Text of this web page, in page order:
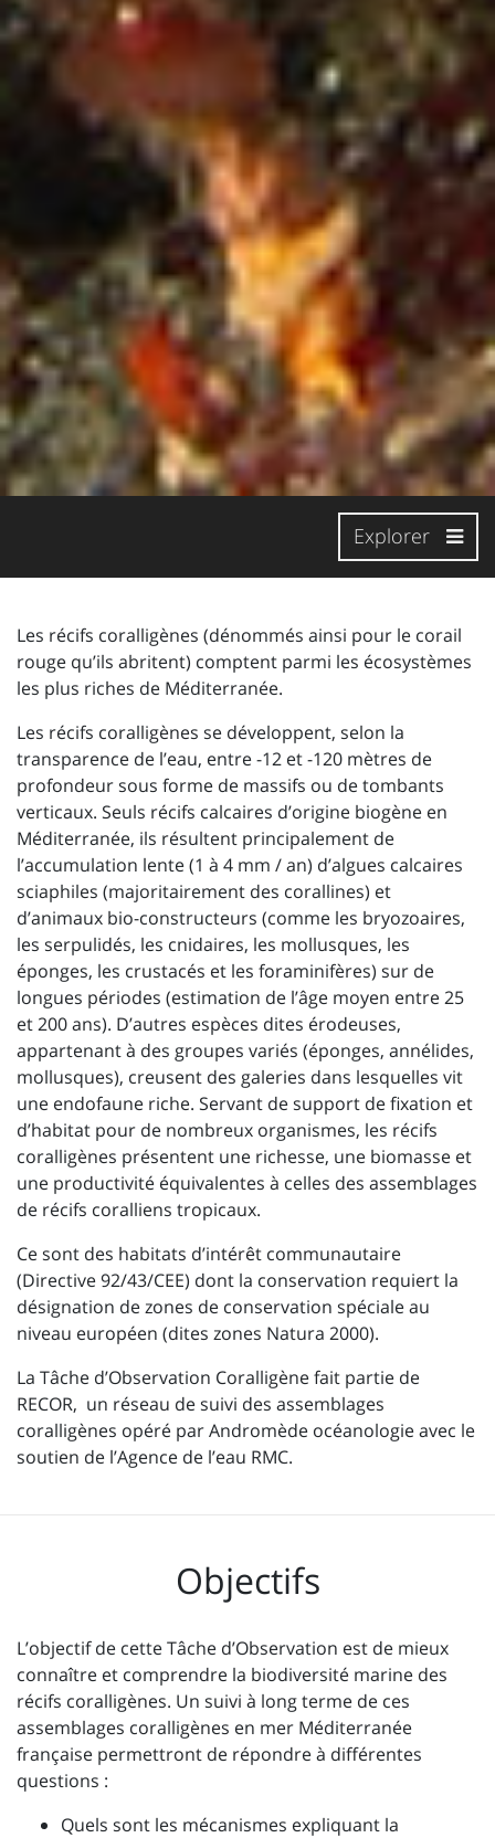
Explorer
Les récifs coralligènes (dénommés ainsi pour le corail
rouge qu’ils abritent) comptent parmi les écosystèmes
les plus riches de Méditerranée.
Les récifs coralligènes se développent, selon la
transparence de l’eau, entre -12 et -120 mètres de
profondeur sous forme de massifs ou de tombants
verticaux. Seuls récifs calcaires d’origine biogène en
Méditerranée, ils résultent principalement de
l’accumulation lente (1 à 4 mm / an) d’algues calcaires
sciaphiles (majoritairement des corallines) et
d’animaux bio-constructeurs (comme les bryozoaires,
les serpulidés, les cnidaires, les mollusques, les
éponges, les crustacés et les foraminifères) sur de
longues périodes (estimation de l’âge moyen entre 25
et 200 ans). D’autres espèces dites érodeuses,
appartenant à des groupes variés (éponges, annélides,
mollusques), creusent des galeries dans lesquelles vit
une endofaune riche. Servant de support de fixation et
d’habitat pour de nombreux organismes, les récifs
coralligènes présentent une richesse, une biomasse et
une productivité équivalentes à celles des assemblages
de récifs coralliens tropicaux.
Ce sont des habitats d’intérêt communautaire
(Directive 92/43/CEE) dont la conservation requiert la
désignation de zones de conservation spéciale au
niveau européen (dites zones Natura 2000).
La Tâche d’Observation Coralligène fait partie de
RECOR, un réseau de suivi des assemblages
coralligènes opéré par Andromède océanologie avec le
soutien de l’Agence de l’eau RMC.
Objectifs
L’objectif de cette Tâche d’Observation est de mieux
connaître et comprendre la biodiversité marine des
récifs coralligènes. Un suivi à long terme de ces
assemblages coralligènes en mer Méditerranée
française permettront de répondre à différentes
questions :
Quels sont les mécanismes expliquant la